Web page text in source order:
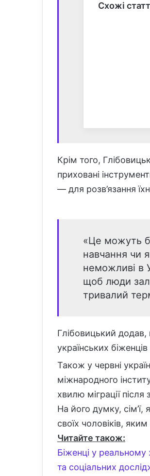
Схожі
Крім того,
приховані
— для розв’язання
«Це можуть
навчання чи
неможливі в
щоб люди
тривалий
Глібовицький
українських
Також у червні
міжнародного
хвилю міграції після
На його думку,
своїх чоловіків,
Читайте також:
Біженці у реальному
та соціальних